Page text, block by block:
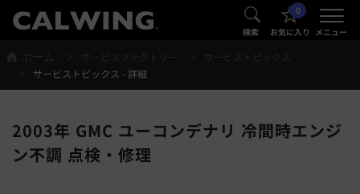
® 検索
0
お気に入り メニュー
®
サービストピックス - 詳細
2003年 GMC ユーコンデナリ 冷間時エンジ
ン不調 点検・修理